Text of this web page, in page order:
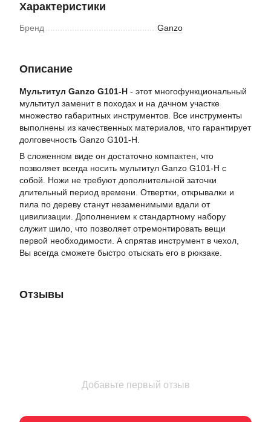
Характеристики
Бренд Ganzo
Описание
Мультитул Ganzo G101-H - этот многофункциональный
мультитул заменит в походах и на дачном участке
множество габаритных инструментов. Все инструменты
выполнены из качественных материалов, что гарантирует
долговечность Ganzo G101-H.
В сложенном виде он достаточно компактен, что
позволяет всегда носить мультитул Ganzo G101-H с
собой. Ножи не требуют дополнительной заточки
длительный период времени. Отвертки, открывалки и
пила по дереву станут незаменимыми вдали от
цивилизации. Дополнением к стандартному набору
служит шило, что позволяет отремонтировать вещи
первой необходимости. А спрятав инструмент в чехол,
Вы всегда сможете быстро отыскать его в рюкзаке.
Отзывы
Добавьте первый отзыв